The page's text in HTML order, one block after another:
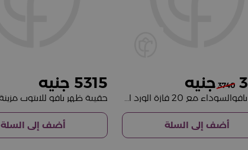
3740
أضف إلى السلة
5315
أضف إلى السلة